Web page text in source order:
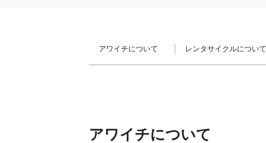
アワイチについて レンタサイクルについて
アワイチについて